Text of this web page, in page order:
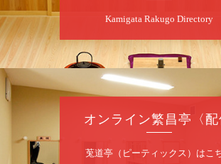
開演：午前10時（9時30分開
定 2F全席自由
前売2,000円 当日2,500円
当日共1,000円
お問合せ：落語ファクトリ
8月 9 日（日）
昼席：番組案内
Kamigata Rakugo Directory
オンライン繁昌亭〈配
莵道亭（ピーティックス）はこ